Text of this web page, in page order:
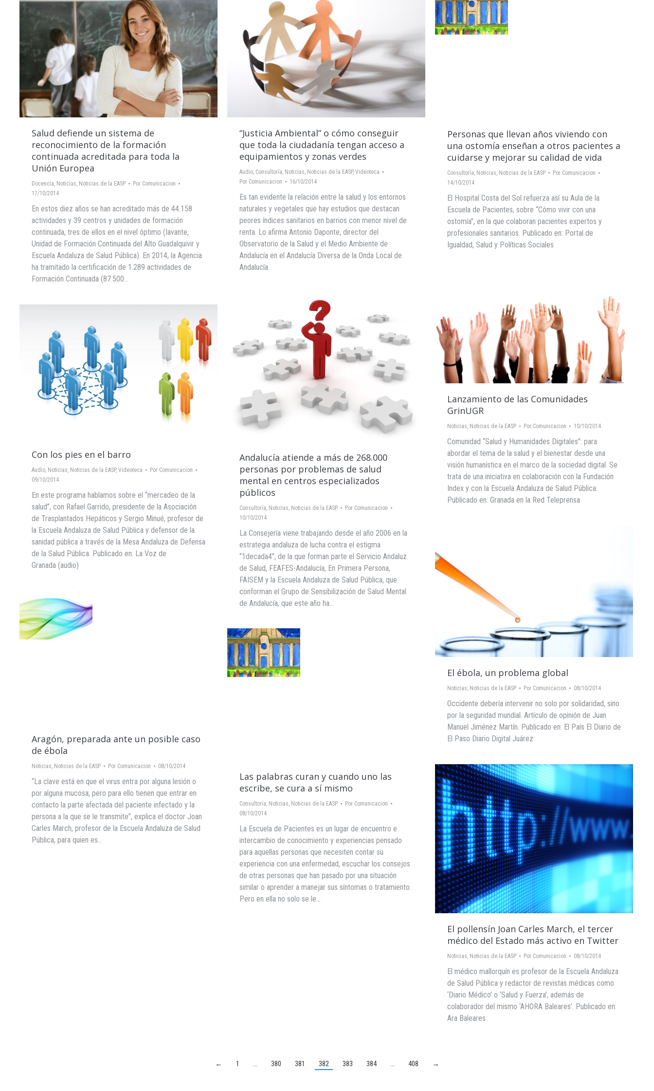
Salud defiende un sistema de
reconocimiento de la formación
continuada acreditada para toda la
Unión Europea
Docencia, Noticias, Noticias de la EASP Por Comunicacion
17/10/2014
En estos diez años se han acreditado más de 44.158
actividades y 39 centros y unidades de formación
continuada, tres de ellos en el nivel óptimo (Iavante,
Unidad de Formación Continuada del Alto Guadalquivir y
Escuela Andaluza de Salud Pública). En 2014, la Agencia
ha tramitado la certificación de 1.289 actividades de
Formación Continuada (87.500…
“Justicia Ambiental” o cómo conseguir
que toda la ciudadanía tengan acceso a
equipamientos y zonas verdes
Audio, Consultoría, Noticias, Noticias de la EASP, Videoteca
Por Comunicacion 16/10/2014
Es tan evidente la relación entre la salud y los entornos
naturales y vegetales que hay estudios que destacan
peores índices sanitarios en barrios con menor nivel de
renta. Lo afirma Antonio Daponte, director del
Observatorio de la Salud y el Medio Ambiente de
Andalucía en el Andalucía Diversa de la Onda Local de
Andalucía.
Personas que llevan años viviendo con
una ostomía enseñan a otros pacientes a
cuidarse y mejorar su calidad de vida
Consultoría Noticias Noticias de la EASP Por Comunicacion
14/10/2014
El Hospital Costa del Sol refuerza así su Aula de la
Escuela de Pacientes, sobre “Cómo vivir con una
ostomía”, en la que colaboran pacientes expertos y
profesionales sanitarios. Publicado en: Portal de
Igualdad, Salud y Políticas Sociales
Lanzamiento de las Comunidades
GrinUGR
Noticias, Noticias de la EASP Por Comunicacion 10/10/2014
Comunidad “Salud y Humanidades Digitales”: para
abordar el tema de la salud y el bienestar desde una
visión humanística en el marco de la sociedad digital. Se
trata de una iniciativa en colaboración con la Fundación
Index y con la Escuela Andaluza de Salud Pública.
Publicado en: Granada en la Red Teleprensa
Andalucía atiende a más de 268.000
personas por problemas de salud
mental en centros especializados
públicos
Consultoría Noticias Noticias de la EASP Por Comunicacion
10/10/2014
La Consejería viene trabajando desde el año 2006 en la
estrategia andaluza de lucha contra el estigma
“1decada4”, de la que forman parte el Servicio Andaluz
de Salud, FEAFES-Andalucía, En Primera Persona,
FAISEM y la Escuela Andaluza de Salud Pública, que
conforman el Grupo de Sensibilización de Salud Mental
de Andalucía, que este año ha…
Con los pies en el barro
Audio, Noticias, Noticias de la EASP, Videoteca Por Comunicacion
09/10/2014
En este programa hablamos sobre el “mercadeo de la
salud”, con Rafael Garrido, presidente de la Asociación
de Trasplantados Hepáticos y Sergio Minué, profesor de
la Escuela Andaluza de Salud Pública y defensor de la
sanidad pública a través de la Mesa Andaluza de Defensa
de la Salud Pública. Publicado en: La Voz de
Granada (audio)
El ébola, un problema global
Noticias, Noticias de la EASP Por Comunicacion 08/10/2014
Occidente debería intervenir no solo por solidaridad, sino
por la seguridad mundial. Artículo de opinión de Juan
Manuel Jiménez Martín. Publicado en: El País El Diario de
El Paso Diario Digital Juárez
Aragón, preparada ante un posible caso
de ébola
Noticias Noticias de la EASP Por Comunicacion 08/10/2014
“La clave está en que el virus entra por alguna lesión o
por alguna mucosa, pero para ello tienen que entrar en
contacto la parte afectada del paciente infectado y la
persona a la que se le transmite”, explica el doctor Joan
Carles March, profesor de la Escuela Andaluza de Salud
Pública, para quien es…
Las palabras curan y cuando uno las
escribe, se cura a sí mismo
Consultoría Noticias Noticias de la EASP Por Comunicacion
08/10/2014
La Escuela de Pacientes es un lugar de encuentro e
intercambio de conocimiento y experiencias pensado
para aquellas personas que necesiten contar su
experiencia con una enfermedad, escuchar los consejos
de otras personas que han pasado por una situación
similar o aprender a manejar sus síntomas o tratamiento.
Pero en ella no solo se le…
El pollensín Joan Carles March, el tercer
médico del Estado más activo en Twitter
Noticias Noticias de la EASP Por Comunicacion 08/10/2014
El médico mallorquín es profesor de la Escuela Andaluza
de Salud Pública y redactor de revistas médicas como
‘Diario Médico’ o ‘Salud y Fuerza’, además de
colaborador del mismo ‘AHORA Baleares’. Publicado en:
Ara Baleares
← 1 … 380 381 382 383 384 … 408 →